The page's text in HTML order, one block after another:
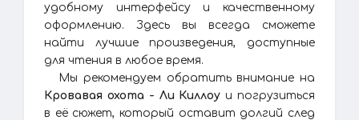
удобному интерфейсу и качественному
оформлению. Здесь вы всегда сможете
найти лучшие произведения, доступные
для чтения в любое время.
Мы рекомендуем обратить внимание на
Кровавая охота - Ли Киллоу и погрузиться
в её сюжет, который оставит долгий след